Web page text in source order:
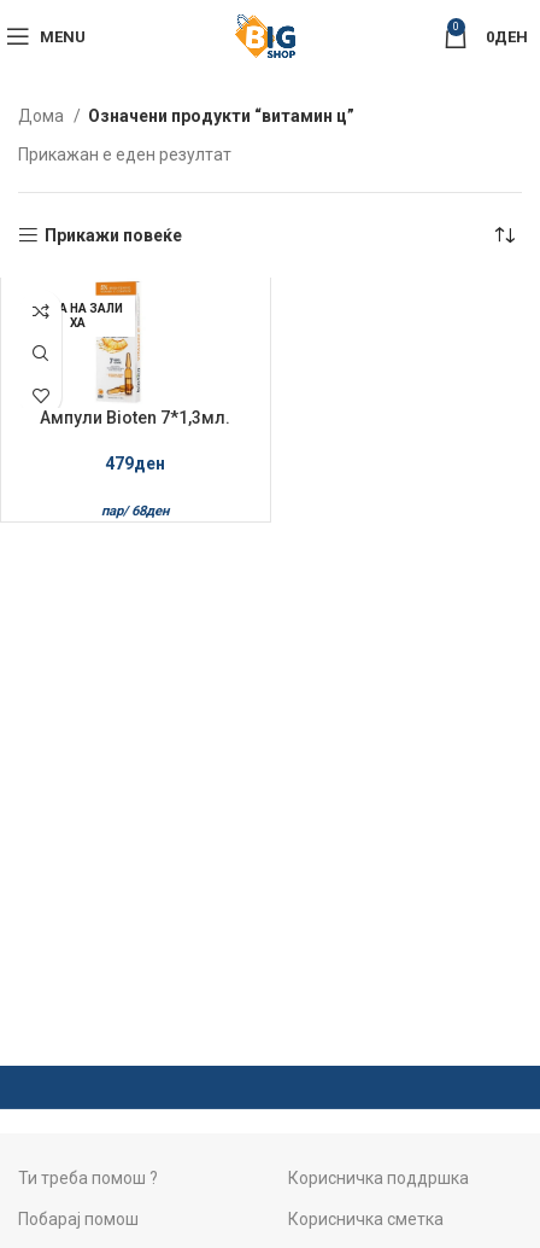
MENU
0
0ДЕН
Дома
Означени продукти “витамин ц”
Прикажан е еден резултат
Прикажи повеќе
НЕМА НА ЗАЛИ
ХА
Ампули Bioten 7*1,3мл.
479ден
пар/ 68ден
Ти треба помош ?
Побарај помош
Корисничка поддршка
Корисничка сметка